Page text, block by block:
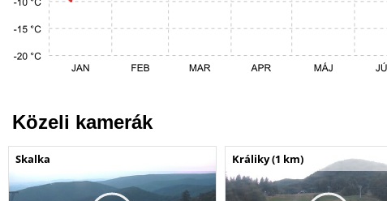
Közeli kamerák
Skalka Králiky (1 km)